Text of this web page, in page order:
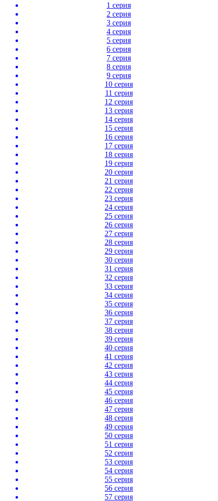
1 серия
2 серия
3 серия
4 серия
5 серия
6 серия
7 серия
8 серия
9 серия
10 серия
11 серия
12 серия
13 серия
14 серия
15 серия
16 серия
17 серия
18 серия
19 серия
20 серия
21 серия
22 серия
23 серия
24 серия
25 серия
26 серия
27 серия
28 серия
29 серия
30 серия
31 серия
32 серия
33 серия
34 серия
35 серия
36 серия
37 серия
38 серия
39 серия
40 серия
41 серия
42 серия
43 серия
44 серия
45 серия
46 серия
47 серия
48 серия
49 серия
50 серия
51 серия
52 серия
53 серия
54 серия
55 серия
56 серия
57 серия